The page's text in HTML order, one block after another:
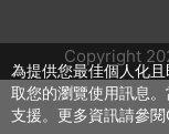
Copyright
為提供您最佳個人化
取您的瀏覽使用訊息
支援。更多資訊請參閱